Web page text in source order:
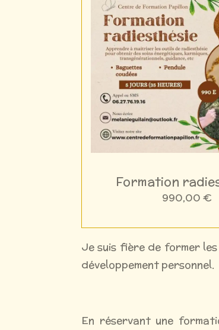
Formation
990,00 €
Je suis fière de former
développement personnel.
En réservant une